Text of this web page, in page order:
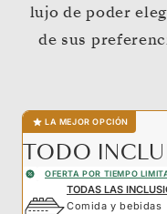
lujo de poder
de sus
LA MEJOR OPCIÓN
TODO
OFERTA POR TIEMPO
TODAS LAS
Comida y bebidas